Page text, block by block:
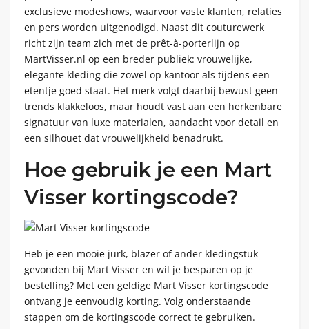
exclusieve modeshows, waarvoor vaste klanten, relaties
en pers worden uitgenodigd. Naast dit couturewerk
richt zijn team zich met de prêt-à-porterlijn op
MartVisser.nl op een breder publiek: vrouwelijke,
elegante kleding die zowel op kantoor als tijdens een
etentje goed staat. Het merk volgt daarbij bewust geen
trends klakkeloos, maar houdt vast aan een herkenbare
signatuur van luxe materialen, aandacht voor detail en
een silhouet dat vrouwelijkheid benadrukt.
Hoe gebruik je een Mart
Visser kortingscode?
Heb je een mooie jurk, blazer of ander kledingstuk
gevonden bij Mart Visser en wil je besparen op je
bestelling? Met een geldige Mart Visser kortingscode
ontvang je eenvoudig korting. Volg onderstaande
stappen om de kortingscode correct te gebruiken.